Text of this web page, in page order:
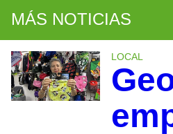
MÁS NOTICIAS
LOCAL